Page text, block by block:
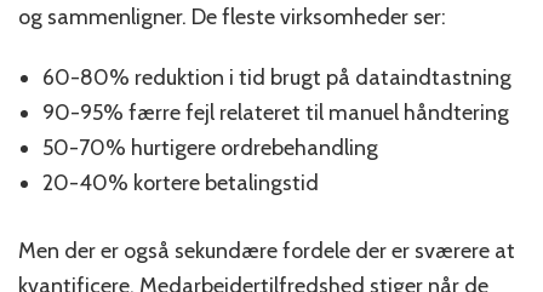
og sammenligner. De fleste virksomheder ser:
60-80% reduktion i tid brugt på dataindtastning
90-95% færre fejl relateret til manuel håndtering
50-70% hurtigere ordrebehandling
20-40% kortere betalingstid
Men der er også sekundære fordele der er sværere at
kvantificere. Medarbejdertilfredshed stiger når de